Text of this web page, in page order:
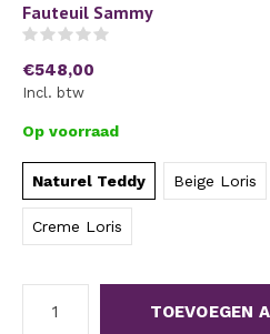
Fauteuil Sammy
€548,00
Incl. btw
Op voorraad
Naturel Teddy Beige Loris
Creme Loris
TOEVOEGEN